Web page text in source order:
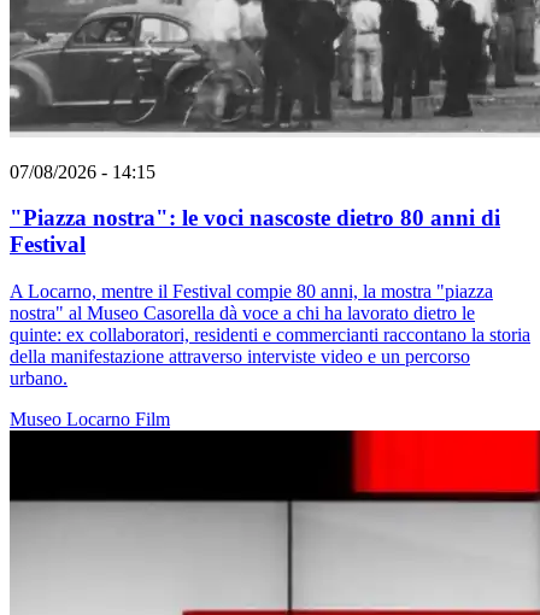
07/08/2026 - 14:15
"Piazza nostra": le voci nascoste dietro 80 anni di
Festival
A Locarno, mentre il Festival compie 80 anni, la mostra "piazza
nostra" al Museo Casorella dà voce a chi ha lavorato dietro le
quinte: ex collaboratori, residenti e commercianti raccontano la storia
della manifestazione attraverso interviste video e un percorso
urbano.
Museo Locarno Film